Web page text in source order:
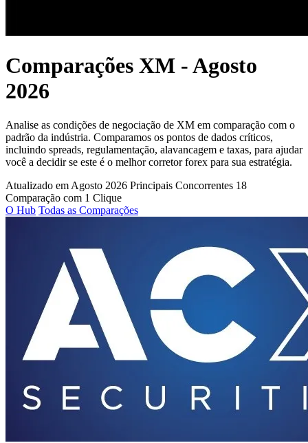
Comparações XM - Agosto
2026
Analise as condições de negociação de XM em comparação com o
padrão da indústria. Comparamos os pontos de dados críticos,
incluindo spreads, regulamentação, alavancagem e taxas, para ajudar
você a decidir se este é o melhor corretor forex para sua estratégia.
Atualizado em Agosto 2026 Principais Concorrentes 18
Comparação com 1 Clique
O Hub Todas as Comparações